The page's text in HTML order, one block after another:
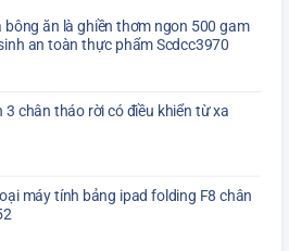
bông ăn là ghiền thơm ngon 500 gam
an toàn thực phẩm Scdcc3970
3 chân tháo rời có điều khiển từ xa
máy tính bảng ipad folding F8 chân